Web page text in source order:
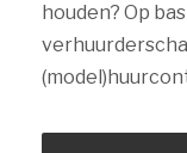
houden? Op